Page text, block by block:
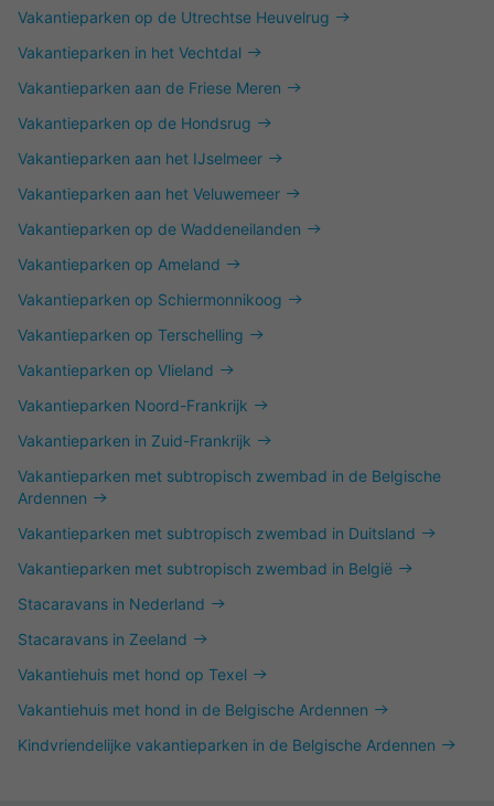
Vakantieparken op de Utrechtse Heuvelrug
Vakantieparken in het Vechtdal
Vakantieparken aan de Friese Meren
Vakantieparken op de Hondsrug
Vakantieparken aan het IJselmeer
Vakantieparken aan het Veluwemeer
Vakantieparken op de Waddeneilanden
Vakantieparken op Ameland
Vakantieparken op Schiermonnikoog
Vakantieparken op Terschelling
Vakantieparken op Vlieland
Vakantieparken Noord-Frankrijk
Vakantieparken in Zuid-Frankrijk
Vakantieparken met subtropisch zwembad in de Belgische
Ardennen
Vakantieparken met subtropisch zwembad in Duitsland
Vakantieparken met subtropisch zwembad in België
Stacaravans in Nederland
Stacaravans in Zeeland
Vakantiehuis met hond op Texel
Vakantiehuis met hond in de Belgische Ardennen
Kindvriendelijke vakantieparken in de Belgische Ardennen